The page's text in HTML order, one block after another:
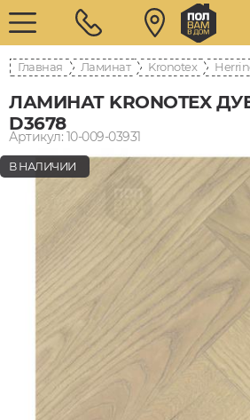
Главная Ламинат Kronotex
ЛАМИНАТ KRONOTEX
D3678
Артикул: 10-009-03931
В НАЛИЧИИ